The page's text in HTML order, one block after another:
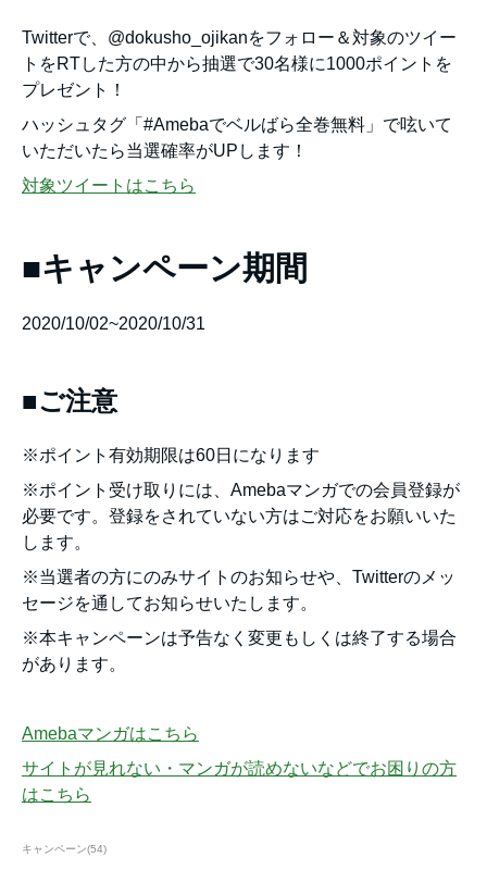
Twitterで、@dokusho_ojikanをフォロー＆対象のツイー
トをRTした方の中から抽選で30名様に1000ポイントを
プレゼント！
ハッシュタグ「#Amebaでベルばら全巻無料」で呟いて
いただいたら当選確率がUPします！
対象ツイートはこちら
■キャンペーン期間
2020/10/02~2020/10/31
■ご注意
※ポイント有効期限は60日になります
※ポイント受け取りには、Amebaマンガでの会員登録が
必要です。登録をされていない方はご対応をお願いいた
します。
※当選者の方にのみサイトのお知らせや、Twitterのメッ
セージを通してお知らせいたします。
※本キャンペーンは予告なく変更もしくは終了する場合
があります。
Amebaマンガはこちら
サイトが見れない・マンガが読めないなどでお困りの方
はこちら
キャンペーン(54)